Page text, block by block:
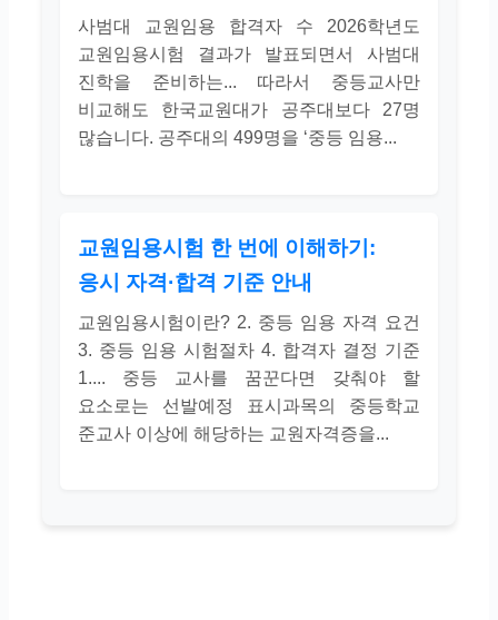
사범대 교원임용 합격자 수 2026학년도
교원임용시험 결과가 발표되면서 사범대
진학을 준비하는... 따라서 중등교사만
비교해도 한국교원대가 공주대보다 27명
많습니다. 공주대의 499명을 ‘중등 임용...
교원임용시험 한 번에 이해하기:
응시 자격·합격 기준 안내
교원임용시험이란? 2. 중등 임용 자격 요건
3. 중등 임용 시험절차 4. 합격자 결정 기준
1.... 중등 교사를 꿈꾼다면 갖춰야 할
요소로는 선발예정 표시과목의 중등학교
준교사 이상에 해당하는 교원자격증을...